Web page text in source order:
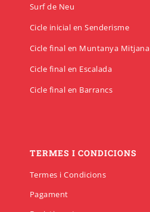
Surf de Neu
Cicle inicial en Senderisme
Cicle final en Muntanya Mitjana
Cicle final en Escalada
Cicle final en Barrancs
TERMES I CONDICIONS
Termes i Condicions
Pagament